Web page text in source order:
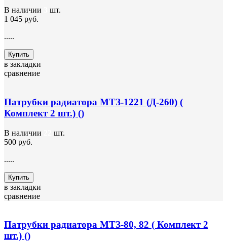
В наличии
шт.
1 045 руб.
.....
Купить
в закладки
сравнение
Патрубки радиатора МТЗ-1221 (Д-260) (
Комплект 2 шт.) ()
В наличии
шт.
500 руб.
.....
Купить
в закладки
сравнение
Патрубки радиатора МТЗ-80, 82 ( Комплект 2
шт.) ()